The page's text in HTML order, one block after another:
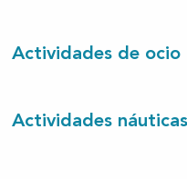
Actividades de ocio
Actividades náuticas